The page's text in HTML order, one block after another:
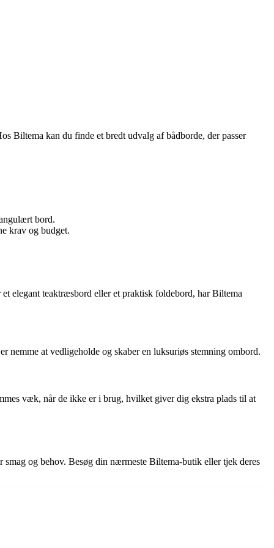
Biltema kan du finde et bredt udvalg af bådborde, der passer
bord.
krav og budget.
elegant teaktræsbord eller et praktisk foldebord, har Biltema
nemme at vedligeholde og skaber en luksuriøs stemning ombord.
væk, når de ikke er i brug, hvilket giver dig ekstra plads til at
og behov. Besøg din nærmeste Biltema-butik eller tjek deres